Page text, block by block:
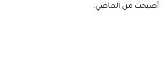
أصبحت من الماضي.